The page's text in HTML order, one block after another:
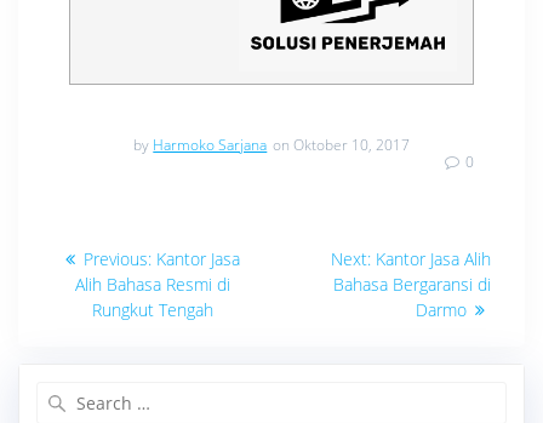
by Harmoko Sarjana on Oktober 10, 2017
0
Navigasi
pos
Previous: Previous
post:
Kantor Jasa
Alih Bahasa Resmi di
Rungkut Tengah
Next: Next
post:
Kantor Jasa Alih
Bahasa Bergaransi di
Darmo